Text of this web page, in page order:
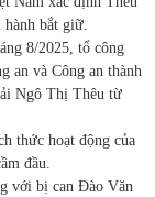
bắt giữ.
8/2025, tổ công
an và Công an thành
Ngô Thị Thêu từ
thức hoạt động của
đầu.
với bị can Đào Văn